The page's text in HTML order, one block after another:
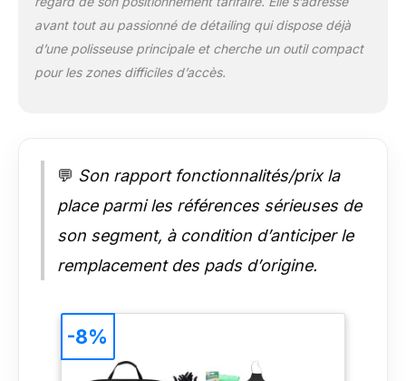
chiffons de polissage pour le verre et du
papier de verre éponge pour le
plastique, une large gamme
d'accessoires pour répondre à vos
durable. Pas de soucis pour remplacer
les balais de carbone, idéal pour le
polissage professionnel des voitures !
avant tout au passionné de détailing qui dispose déjà
d’une polisseuse principale et cherche un outil compact
pour les zones difficiles d’accès.
💬 Son rapport fonctionnalités/prix la
place parmi les références sérieuses de
son segment, à condition d’anticiper le
remplacement des pads d’origine.
-8%